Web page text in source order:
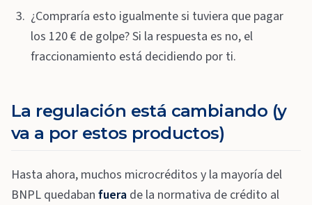
¿Compraría esto igualmente si tuviera que pagar
los 120 € de golpe? Si la respuesta es no, el
fraccionamiento está decidiendo por ti.
La regulación está cambiando (y
va a por estos productos)
Hasta ahora, muchos microcréditos y la mayoría del
BNPL quedaban fuera de la normativa de crédito al